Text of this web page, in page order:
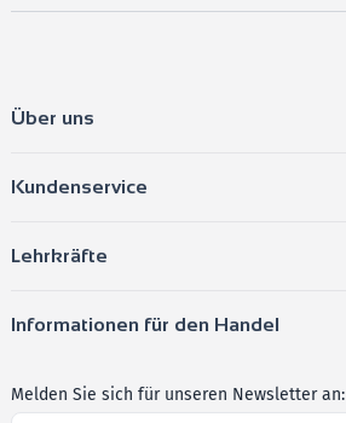
Über uns
Kundenservice
Lehrkräfte
Informationen für den Handel
Melden Sie sich für unseren Newsletter an: